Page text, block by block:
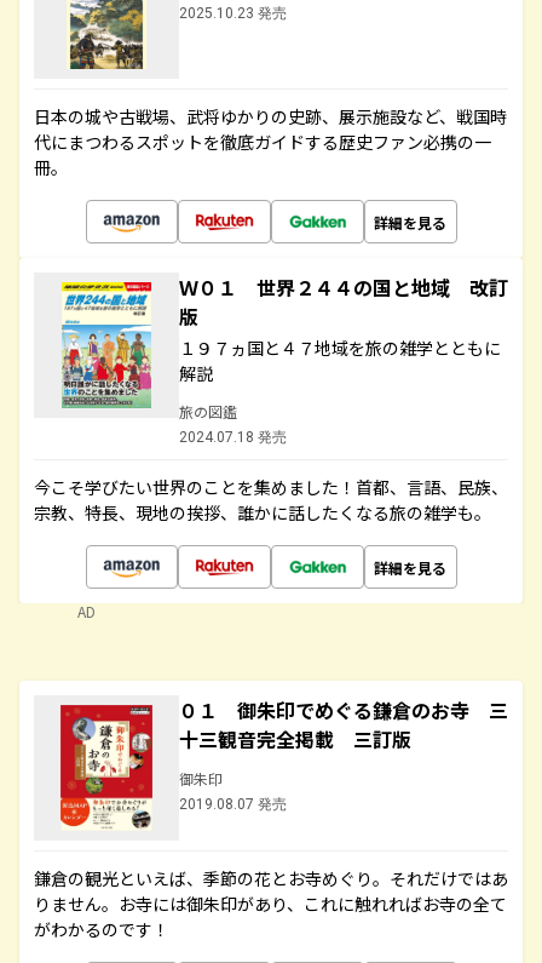
2025.10.23 発売
日本の城や古戦場、武将ゆかりの史跡、展示施設など、戦国時
代にまつわるスポットを徹底ガイドする歴史ファン必携の一
冊。
詳細を見る
Ｗ０１ 世界２４４の国と地域 改訂
版
１９７ヵ国と４７地域を旅の雑学とともに
解説
旅の図鑑
2024.07.18 発売
今こそ学びたい世界のことを集めました！首都、言語、民族、
宗教、特長、現地の挨拶、誰かに話したくなる旅の雑学も。
詳細を見る
AD
０１ 御朱印でめぐる鎌倉のお寺 三
十三観音完全掲載 三訂版
御朱印
2019.08.07 発売
鎌倉の観光といえば、季節の花とお寺めぐり。それだけではあ
りません。お寺には御朱印があり、これに触れればお寺の全て
がわかるのです！